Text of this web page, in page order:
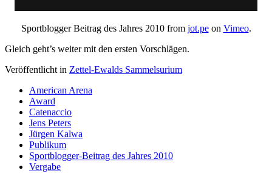
Sportblogger Beitrag des Jahres 2010 from jot.peon Vimeo.
Gleich geht’s weiter mit den ersten Vorschlägen.
Veröffentlicht in Zettel-Ewalds Sammelsurium
American Arena
Award
Catenaccio
Jens Peters
Jürgen Kalwa
Publikum
Sportblogger-Beitrag des Jahres 2010
Vergabe